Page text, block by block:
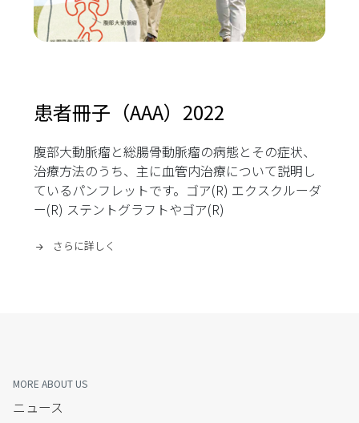
患者冊子（AAA）2022
腹部大動脈瘤と総腸骨動脈瘤の病態とその症状、
治療方法のうち、主に血管内治療について説明し
ているパンフレットです。ゴア(R) エクスクルーダ
ー(R) ステントグラフトやゴア(R)
さらに詳しく
MORE ABOUT US
ニュース